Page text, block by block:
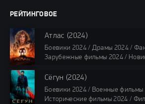
РЕЙТИНГОВОЕ
Атлас (2024)
Боевики 2024 / Драмы 2024 /
Зарубежные фильмы 2024 /
Фильмы 4K / Фильмы 2024 /
Смотреть фильмы онлайн
118 мин.
Сёгун (2024)
Боевики 2024 / Военные
Исторические фильмы 2024 /